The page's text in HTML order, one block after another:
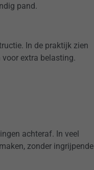
pand.
In de praktijk zien
extra belasting.
achteraf. In veel
zonder ingrijpende